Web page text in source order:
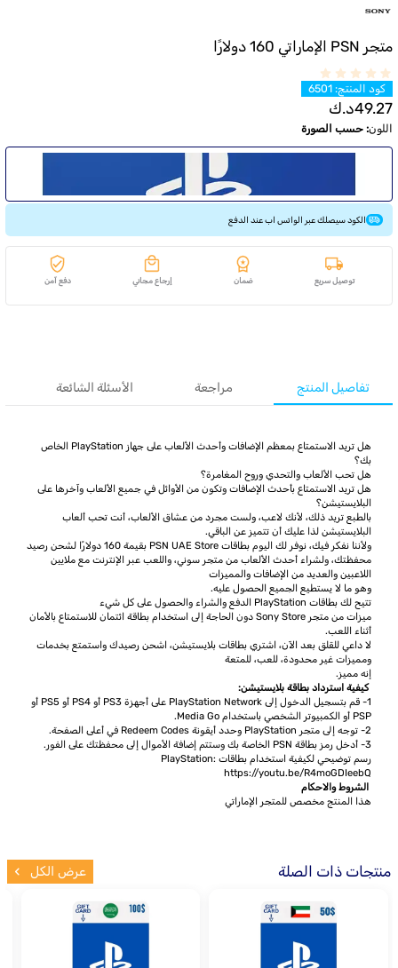
متجر PSN الإماراتي 160 دولارًا
كود المنتج:
6501
49.27د.ك
اللون: حسب الصورة
الكود سيصلك عبر الواتس اب عند الدفع
توصيل سريع ضمان إرجاع مجاني دفع آمن
تفاصيل المنتج مراجعة الأسئلة الشائعة
هل تريد الاستمتاع بمعظم الإضافات وأحدث الألعاب على جهاز PlayStation الخاص
بك؟
هل تحب الألعاب والتحدي وروح المغامرة؟
هل تريد الاستمتاع بأحدث الإضافات وتكون من الأوائل في جميع الألعاب وآخرها على
البلايستيشن؟
بالطبع تريد ذلك، لأنك لاعب، ولست مجرد من عشاق الألعاب، أنت تحب ألعاب
البلايستيشن لذا عليك أن تتميز عن الباقي.
ولأننا نفكر فيك، نوفر لك اليوم بطاقات PSN UAE Store بقيمة 160 دولارًا لشحن رصيد
محفظتك، ولشراء أحدث الألعاب من متجر سوني، واللعب عبر الإنترنت مع ملايين
اللاعبين والعديد من الإضافات والمميزات
وهو ما لا يستطيع الجميع الحصول عليه.
تتيح لك بطاقات PlayStation الدفع والشراء والحصول على كل شيء
ميزات من متجر Sony Store دون الحاجة إلى استخدام بطاقة ائتمان للاستمتاع بالأمان
أثناء اللعب.
لا داعي للقلق بعد الآن، اشتري بطاقات بلايستيشن، اشحن رصيدك واستمتع بخدمات
ومميزات غير محدودة، للعب، للمتعة
إنه مميز.
كيفية استرداد بطاقة بلايستيشن:
1- قم بتسجيل الدخول إلى PlayStation Network على أجهزة PS3 أو PS4 أو PS5 أو
PSP أو الكمبيوتر الشخصي باستخدام Media Go.
2- توجه إلى متجر PlayStation وحدد أيقونة Redeem Codes في أعلى الصفحة.
3- أدخل رمز بطاقة PSN الخاصة بك وستتم إضافة الأموال إلى محفظتك على الفور.
رسم توضيحي لكيفية استخدام بطاقات PlayStation:
https://youtu.be/R4moGDIeebQ
الشروط والاحكام
هذا المنتج مخصص للمتجر الإماراتي
منتجات ذات الصلة عرض الكل